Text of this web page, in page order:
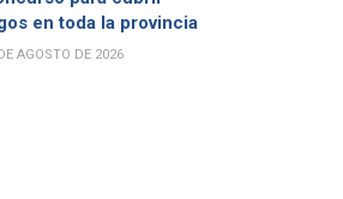
en toda la provincia
AGOSTO DE 2026